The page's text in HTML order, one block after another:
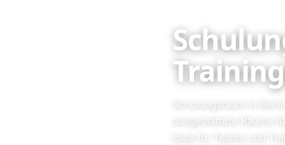
Schulungsraum in
ausgestattete Räume
Ideal für Teams und